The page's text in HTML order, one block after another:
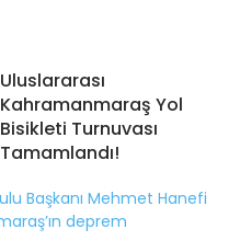
Uluslararası
Kahramanmaraş Yol
Bisikleti Turnuvası
Tamamlandı!